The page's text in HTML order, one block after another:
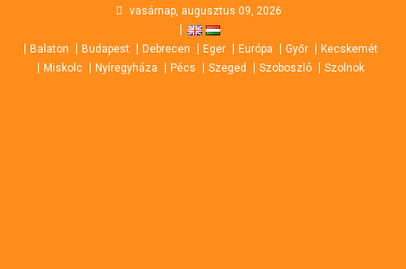
content
vasárnap, augusztus 09, 2026
Balaton Budapest Debrecen Eger Európa Győr
Kecskemét
Miskolc
Nyíregyháza Pécs Szeged Szoboszló Szolnok